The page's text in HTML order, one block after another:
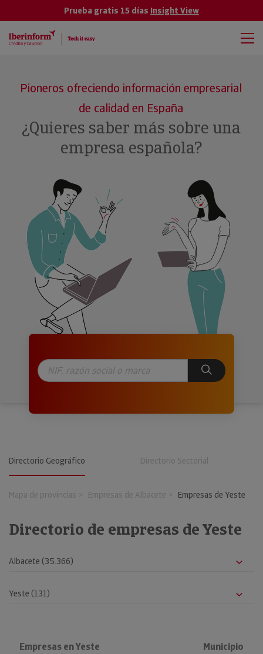
Prueba gratis 15 días Insight View
Pioneros ofreciendo información empresarial
de calidad en España
¿Quieres saber más sobre una
empresa española?
Directorio Geográfico Directorio Sectorial
Mapa de provincias Empresas de Albacete Empresas de Yeste
Directorio de empresas de Yeste
Empresas en Yeste Municipio